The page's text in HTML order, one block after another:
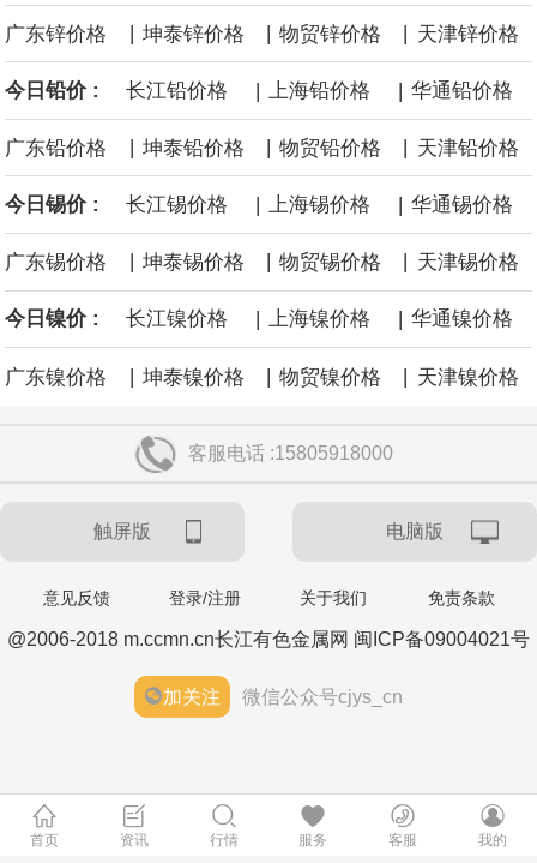
景的线索。StoneX高级分析师马特·辛普森表示，中东和平前景改善
海力士：龙仁工厂将生产高带宽内存（HBM）及其他下一代动态随
机存取存储器（DRAM）。
广东锌价格 | 坤泰锌价格 | 物贸锌价格 | 天津锌价格
今日铅价 : 长江铅价格 | 上海铅价格 | 华通铅价格
广东铅价格 坤泰铅价格 物贸铅价格 天津铅价格
今日锡价 : 长江锡价格 | 上海锡价格 | 华通锡价格
广东锡价格 坤泰锡价格 物贸锡价格 天津锡价格
今日镍价 : 长江镍价格 | 上海镍价格 | 华通镍价格
广东镍价格 | 坤泰镍价格 | 物贸镍价格 | 天津镍价格
客服电话 :15805918000
触屏版 电脑版
意见反馈 登录/注册 关于我们 免责条款
@2006-2018 m.ccmn.cn长江有色金属网 闽ICP备09004021号
加关注 微信公众号cjys_cn
首页 资讯 行情 服务 客服 我的